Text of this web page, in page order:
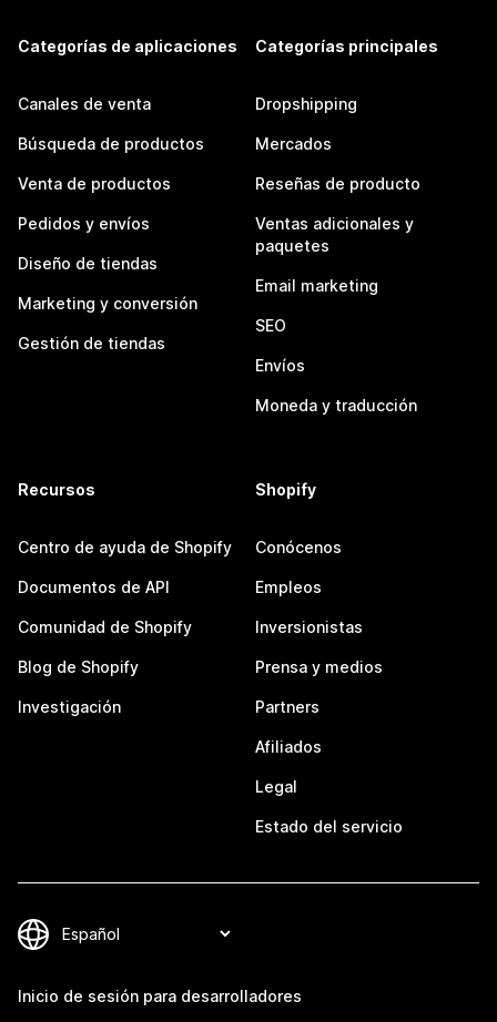
Categorías de aplicaciones
Canales de venta
Búsqueda de productos
Venta de productos
Pedidos y envíos
Diseño de tiendas
Marketing y conversión
Gestión de tiendas
Categorías principales
Dropshipping
Mercados
Reseñas de producto
Ventas adicionales y
paquetes
Email marketing
SEO
Envíos
Moneda y traducción
Recursos
Centro de ayuda de Shopify
Documentos de API
Comunidad de Shopify
Blog de Shopify
Investigación
Shopify
Conócenos
Empleos
Inversionistas
Prensa y medios
Partners
Afiliados
Legal
Estado del servicio
Inicio de sesión para desarrolladores